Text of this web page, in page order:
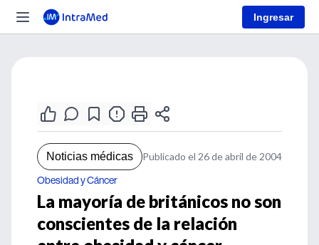
Ingresar
Noticias médicas Publicado el 26 de abril de 2004
Obesidad y Cáncer
La mayoría de británicos no son
conscientes de la relación